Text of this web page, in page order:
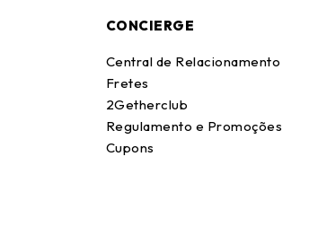
CONCIERGE
Central de Relacionamento
Fretes
2Getherclub
Regulamento e Promoções
Cupons